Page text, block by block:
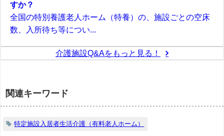
すか？
全国の特別養護老人ホーム（特養）の、施設ごとの空床
数、入所待ち等につい...
介護施設Q&Aをもっと見る！
関連キーワード
特定施設入居者生活介護（有料老人ホーム）